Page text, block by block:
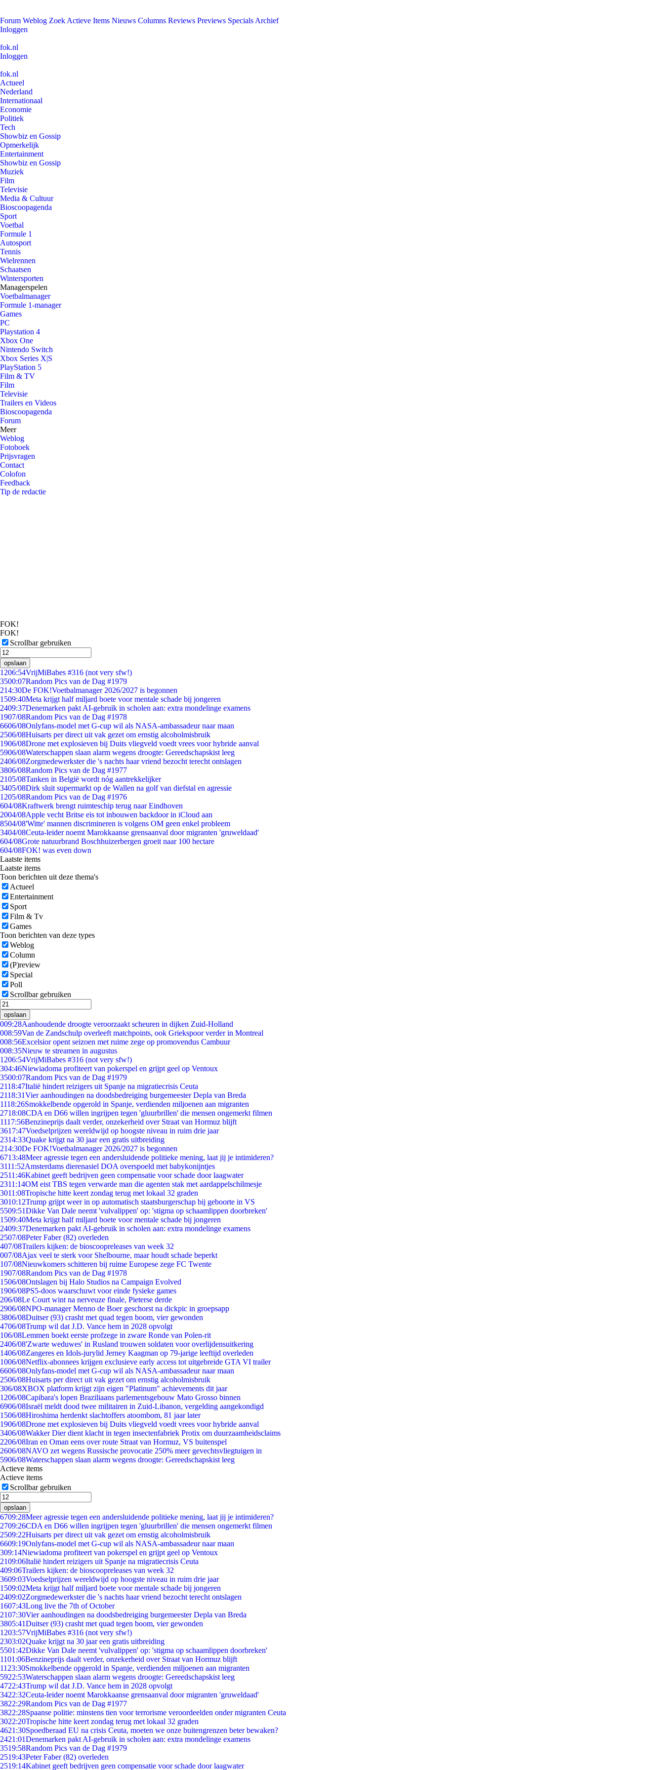
Forum Weblog Zoek Actieve Items Nieuws Columns Reviews Previews Specials Archief
Inloggen
fok.nl
Inloggen
fok.nl
Actueel
Nederland
Internationaal
Economie
Politiek
Tech
Showbiz en Gossip
Opmerkelijk
Entertainment
Showbiz en Gossip
Muziek
Film
Televisie
Media & Cultuur
Bioscoopagenda
Sport
Voetbal
Formule 1
Autosport
Tennis
Wielrennen
Schaatsen
Wintersporten
Managerspelen
Voetbalmanager
Formule 1-manager
Games
PC
Playstation 4
Xbox One
Nintendo Switch
Xbox Series X|S
PlayStation 5
Film & TV
Film
Televisie
Trailers en Videos
Bioscoopagenda
Forum
Meer
Weblog
Fotoboek
Prijsvragen
Contact
Colofon
Feedback
Tip de redactie
FOK!
FOK!
Scrollbar gebruiken
opslaan
1206:54VrijMiBabes #316 (not very sfw!)
3500:07Random Pics van de Dag #1979
214:30De FOK!Voetbalmanager 2026/2027 is begonnen
1509:40Meta krijgt half miljard boete voor mentale schade bij jongeren
2409:37Denemarken pakt AI-gebruik in scholen aan: extra mondelinge examens
1907/08Random Pics van de Dag #1978
6606/08Onlyfans-model met G-cup wil als NASA-ambassadeur naar maan
2506/08Huisarts per direct uit vak gezet om ernstig alcoholmisbruik
1906/08Drone met explosieven bij Duits vliegveld voedt vrees voor hybride aanval
5906/08Waterschappen slaan alarm wegens droogte: Gereedschapskist leeg
2406/08Zorgmedewerkster die 's nachts haar vriend bezocht terecht ontslagen
3806/08Random Pics van de Dag #1977
2105/08Tanken in België wordt nóg aantrekkelijker
3405/08Dirk sluit supermarkt op de Wallen na golf van diefstal en agressie
1205/08Random Pics van de Dag #1976
604/08Kraftwerk brengt ruimteschip terug naar Eindhoven
2004/08Apple vecht Britse eis tot inbouwen backdoor in iCloud aan
8504/08'Witte' mannen discrimineren is volgens OM geen enkel probleem
3404/08Ceuta-leider noemt Marokkaanse grensaanval door migranten 'gruweldaad'
604/08Grote natuurbrand Boschhuizerbergen groeit naar 100 hectare
604/08FOK! was even down
Laatste items
Laatste items
Toon berichten uit deze thema's
Actueel
Entertainment
Sport
Film & Tv
Games
Toon berichten van deze types
Weblog
Column
(P)review
Special
Poll
Scrollbar gebruiken
opslaan
009:28Aanhoudende droogte veroorzaakt scheuren in dijken Zuid-Holland
008:59Van de Zandschulp overleeft matchpoints, ook Griekspoor verder in Montreal
008:56Excelsior opent seizoen met ruime zege op promovendus Cambuur
008:35Nieuw te streamen in augustus
1206:54VrijMiBabes #316 (not very sfw!)
304:46Niewiadoma profiteert van pokerspel en grijpt geel op Ventoux
3500:07Random Pics van de Dag #1979
2118:47Italië hindert reizigers uit Spanje na migratiecrisis Ceuta
2118:31Vier aanhoudingen na doodsbedreiging burgemeester Depla van Breda
1118:26Smokkelbende opgerold in Spanje, verdienden miljoenen aan migranten
2718:08CDA en D66 willen ingrijpen tegen 'gluurbrillen' die mensen ongemerkt filmen
1117:56Benzineprijs daalt verder, onzekerheid over Straat van Hormuz blijft
3617:47Voedselprijzen wereldwijd op hoogste niveau in ruim drie jaar
2314:33Quake krijgt na 30 jaar een gratis uitbreiding
214:30De FOK!Voetbalmanager 2026/2027 is begonnen
6713:48Meer agressie tegen een andersluidende politieke mening, laat jij je intimideren?
3111:52Amsterdams dierenasiel DOA overspoeld met babykonijntjes
2511:46Kabinet geeft bedrijven geen compensatie voor schade door laagwater
2311:14OM eist TBS tegen verwarde man die agenten stak met aardappelschilmesje
3011:08Tropische hitte keert zondag terug met lokaal 32 graden
3010:12Trump grijpt weer in op automatisch staatsburgerschap bij geboorte in VS
5509:51Dikke Van Dale neemt 'vulvalippen' op: 'stigma op schaamlippen doorbreken'
1509:40Meta krijgt half miljard boete voor mentale schade bij jongeren
2409:37Denemarken pakt AI-gebruik in scholen aan: extra mondelinge examens
2507/08Peter Faber (82) overleden
407/08Trailers kijken: de bioscoopreleases van week 32
007/08Ajax veel te sterk voor Shelbourne, maar houdt schade beperkt
107/08Nieuwkomers schitteren bij ruime Europese zege FC Twente
1907/08Random Pics van de Dag #1978
1506/08Ontslagen bij Halo Studios na Campaign Evolved
1906/08PS5-doos waarschuwt voor einde fysieke games
206/08Le Court wint na nerveuze finale, Pieterse derde
2906/08NPO-manager Menno de Boer geschorst na dickpic in groepsapp
3806/08Duitser (93) crasht met quad tegen boom, vier gewonden
4706/08Trump wil dat J.D. Vance hem in 2028 opvolgt
106/08Lemmen boekt eerste profzege in zware Ronde van Polen-rit
2406/08'Zwarte weduwes' in Rusland trouwen soldaten voor overlijdensuitkering
1406/08Zangeres en Idols-jurylid Jerney Kaagman op 79-jarige leeftijd overleden
1006/08Netflix-abonnees krijgen exclusieve early access tot uitgebreide GTA VI trailer
6606/08Onlyfans-model met G-cup wil als NASA-ambassadeur naar maan
2506/08Huisarts per direct uit vak gezet om ernstig alcoholmisbruik
306/08XBOX platform krijgt zijn eigen "Platinum" achievements dit jaar
1206/08Capibara's lopen Braziliaans parlementsgebouw Mato Grosso binnen
6906/08Israël meldt dood twee militairen in Zuid-Libanon, vergelding aangekondigd
1506/08Hiroshima herdenkt slachtoffers atoombom, 81 jaar later
1906/08Drone met explosieven bij Duits vliegveld voedt vrees voor hybride aanval
3406/08Wakker Dier dient klacht in tegen insectenfabriek Protix om duurzaamheidsclaims
2206/08Iran en Oman eens over route Straat van Hormuz, VS buitenspel
2606/08NAVO zet wegens Russische provocatie 250% meer gevechtsvliegtuigen in
5906/08Waterschappen slaan alarm wegens droogte: Gereedschapskist leeg
Actieve items
Actieve items
Scrollbar gebruiken
opslaan
6709:28Meer agressie tegen een andersluidende politieke mening, laat jij je intimideren?
2709:26CDA en D66 willen ingrijpen tegen 'gluurbrillen' die mensen ongemerkt filmen
2509:22Huisarts per direct uit vak gezet om ernstig alcoholmisbruik
6609:19Onlyfans-model met G-cup wil als NASA-ambassadeur naar maan
309:14Niewiadoma profiteert van pokerspel en grijpt geel op Ventoux
2109:06Italië hindert reizigers uit Spanje na migratiecrisis Ceuta
409:06Trailers kijken: de bioscoopreleases van week 32
3609:03Voedselprijzen wereldwijd op hoogste niveau in ruim drie jaar
1509:02Meta krijgt half miljard boete voor mentale schade bij jongeren
2409:02Zorgmedewerkster die 's nachts haar vriend bezocht terecht ontslagen
1607:43Long live the 7th of October
2107:30Vier aanhoudingen na doodsbedreiging burgemeester Depla van Breda
3805:41Duitser (93) crasht met quad tegen boom, vier gewonden
1203:57VrijMiBabes #316 (not very sfw!)
2303:02Quake krijgt na 30 jaar een gratis uitbreiding
5501:42Dikke Van Dale neemt 'vulvalippen' op: 'stigma op schaamlippen doorbreken'
1101:06Benzineprijs daalt verder, onzekerheid over Straat van Hormuz blijft
11 23:30Smokkelbende opgerold in Spanje, verdienden miljoenen aan migranten
5922:53Waterschappen slaan alarm wegens droogte: Gereedschapskist leeg
4722:43Trump wil dat J.D. Vance hem in 2028 opvolgt
3422:32Ceuta-leider noemt Marokkaanse grensaanval door migranten 'gruweldaad'
3822:29Random Pics van de Dag #1977
3822:28Spaanse politie: minstens tien voor terrorisme veroordeelden onder migranten Ceuta
3022:20Tropische hitte keert zondag terug met lokaal 32 graden
4621:30Spoedberaad EU na crisis Ceuta, moeten we onze buitengrenzen beter bewaken?
2421:01Denemarken pakt AI-gebruik in scholen aan: extra mondelinge examens
3519:58Random Pics van de Dag #1979
2519:43Peter Faber (82) overleden
2519:14Kabinet geeft bedrijven geen compensatie voor schade door laagwater